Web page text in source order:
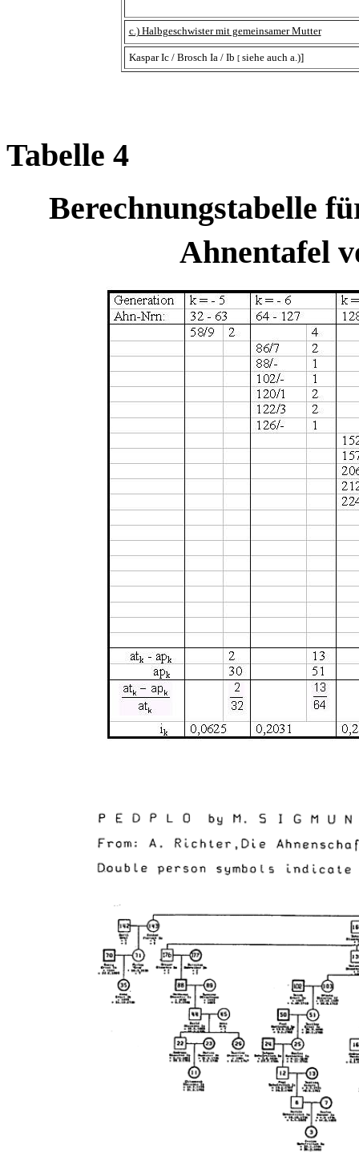
c.) Halbgeschwister mit gemeinsamer Mutter
Kaspar Ic / Brosch Ia / Ib [siehe auch a.)]
Tabelle 4
Berechnungstabelle
Ahnentafel